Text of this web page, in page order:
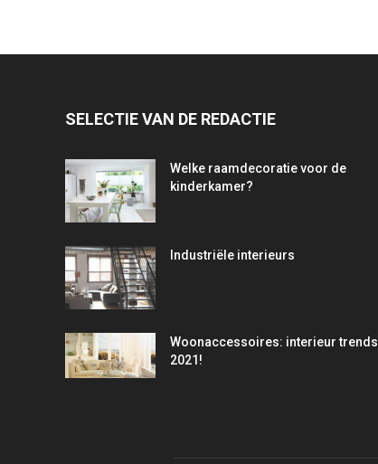
SELECTIE VAN DE REDACTIE
Welke raamdecoratie voor de
kinderkamer?
Industriële interieurs
Woonaccessoires: interieur trends
2021!